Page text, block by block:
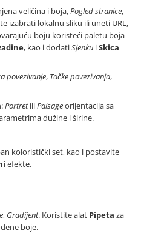
veličina i boja,Pogled stranice,
izabrati lokalnu sliku ili uneti URL,
boju koristeći paletu boja
, kao i dodatiSjenku iSkica
povezivanje, Tačke povezivanja,
:PortretiliPaisageorijentacija sa
dužine i širine.
koloristički set, kao i postavite
efekte.
, Gradijent. Koristite alat Pipeta za
boje.